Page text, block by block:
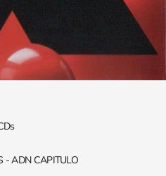
- ADN CAPITULO